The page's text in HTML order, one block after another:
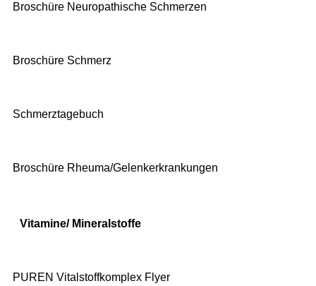
Broschüre Neuropathische Schmerzen
Broschüre Schmerz
Schmerztagebuch
Broschüre Rheuma/Gelenkerkrankungen
Vitamine/ Mineralstoffe
PUREN Vitalstoffkomplex Flyer